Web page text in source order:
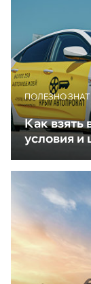
ПОЛЕЗНО
Как взять
условия и